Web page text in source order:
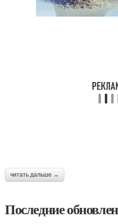
читать дальше →
Последние